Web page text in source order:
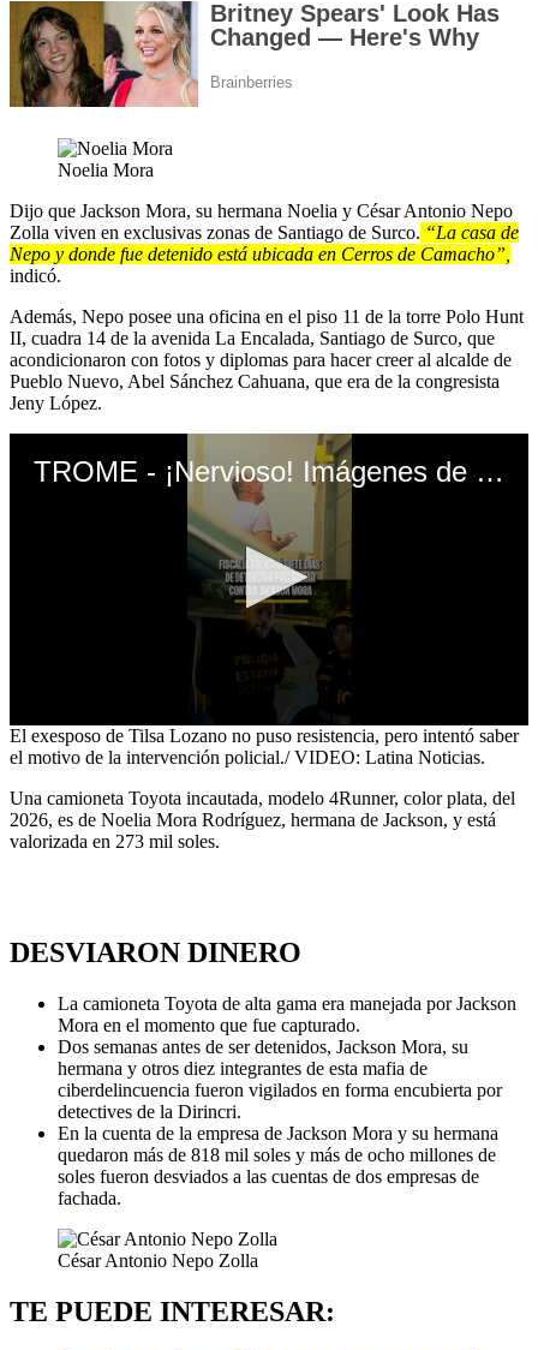
Noelia Mora
Dijo que Jackson Mora, su hermana Noelia y César Antonio Nepo
Zolla viven en exclusivas zonas de Santiago de Surco. “La casa de
Nepo y donde fue detenido está ubicada en Cerros de Camacho”,
indicó.
Además, Nepo posee una oficina en el piso 11 de la torre Polo Hunt
II, cuadra 14 de la avenida La Encalada, Santiago de Surco, que
acondicionaron con fotos y diplomas para hacer creer al alcalde de
Pueblo Nuevo, Abel Sánchez Cahuana, que era de la congresista
Jeny López.
TROME - ¡Nervioso! Imágenes de Jackson Mora detenido por presuntamente integrar banda criminal: “¿Me van a enmarrocar?”
0
seconds
1
minute,
5
seconds
El exesposo de Tilsa Lozano no puso resistencia, pero intentó saber
el motivo de la intervención policial./ VIDEO: Latina Noticias.
Una camioneta Toyota incautada, modelo 4Runner, color plata, del
2026, es de Noelia Mora Rodríguez, hermana de Jackson, y está
valorizada en 273 mil soles.
DESVIARON DINERO
La camioneta Toyota de alta gama era manejada por Jackson
Mora en el momento que fue capturado.
Dos semanas antes de ser detenidos, Jackson Mora, su
hermana y otros diez integrantes de esta mafia de
ciberdelincuencia fueron vigilados en forma encubierta por
detectives de la Dirincri.
En la cuenta de la empresa de Jackson Mora y su hermana
quedaron más de 818 mil soles y más de ocho millones de
soles fueron desviados a las cuentas de dos empresas de
fachada.
César Antonio Nepo Zolla
TE PUEDE INTERESAR: